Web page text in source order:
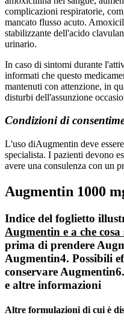
complicazioni respiratorie,
mancato flusso acuto.
stabilizzante dell'acido
urinario.
In caso di sintomi durante
informati che questo
mantenuti con attenzione, in
disturbi dell'assunzione
Condizioni di
L'uso diAugmentin deve
specialista. I pazienti devono
avere una consulenza con un
Augmentin 1000
Indice del foglietto
Augmentin e a che cosa
prima di prendere
Augmentin4. Possibili
conservare
e altre informazioni
Altre formulazioni di cui è